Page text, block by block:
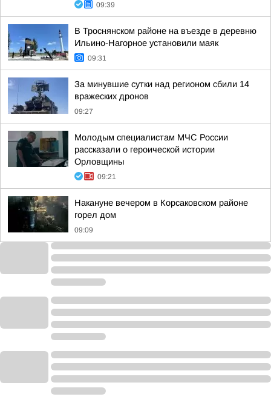
09:39
В Троснянском районе на въезде в деревню
Ильино-Нагорное установили маяк
09:31
За минувшие сутки над регионом сбили 14
вражеских дронов
09:27
Молодым специалистам МЧС России
рассказали о героической истории
Орловщины
09:21
Накануне вечером в Корсаковском районе
горел дом
09:09